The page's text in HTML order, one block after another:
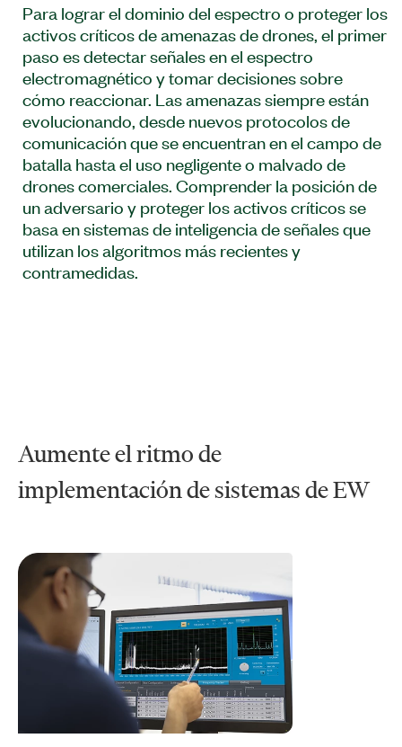
Para lograr el dominio del espectro o proteger los
activos críticos de amenazas de drones, el primer
paso es detectar señales en el espectro
electromagnético y tomar decisiones sobre
cómo reaccionar. Las amenazas siempre están
evolucionando, desde nuevos protocolos de
comunicación que se encuentran en el campo de
batalla hasta el uso negligente o malvado de
drones comerciales. Comprender la posición de
un adversario y proteger los activos críticos se
basa en sistemas de inteligencia de señales que
utilizan los algoritmos más recientes y
contramedidas.
Aumente el ritmo de
implementación de sistemas de EW